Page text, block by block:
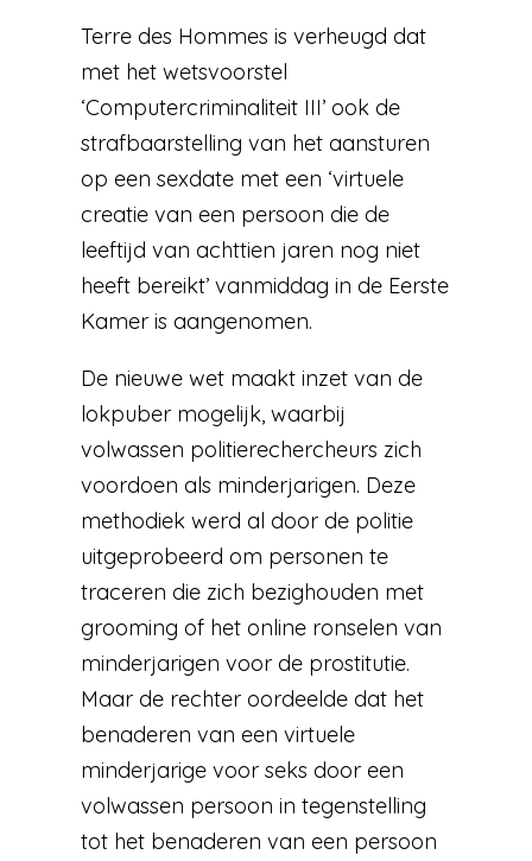
Terre des Hommes is verheugd dat
met het wetsvoorstel
‘Computercriminaliteit III’ ook de
strafbaarstelling van het aansturen
op een sexdate met een ‘virtuele
creatie van een persoon die de
leeftijd van achttien jaren nog niet
heeft bereikt’ vanmiddag in de Eerste
Kamer is aangenomen.
De nieuwe wet maakt inzet van de
lokpuber mogelijk, waarbij
volwassen politierechercheurs zich
voordoen als minderjarigen. Deze
methodiek werd al door de politie
uitgeprobeerd om personen te
traceren die zich bezighouden met
grooming of het online ronselen van
minderjarigen voor de prostitutie.
Maar de rechter oordeelde dat het
benaderen van een virtuele
minderjarige voor seks door een
volwassen persoon in tegenstelling
tot het benaderen van een persoon